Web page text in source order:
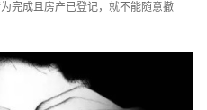
完成且房产已登记，就不能随意撤